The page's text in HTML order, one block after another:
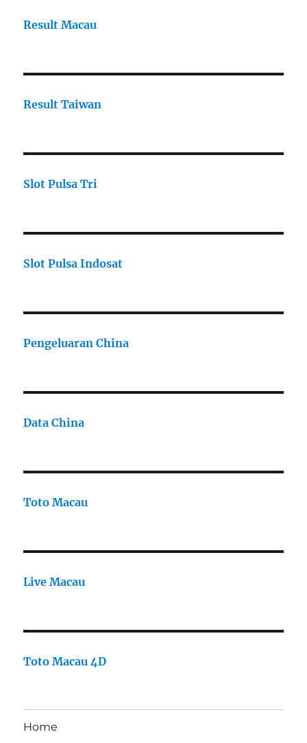
Result Macau
Result Taiwan
Slot Pulsa Tri
Slot Pulsa Indosat
Pengeluaran China
Data China
Toto Macau
Live Macau
Toto Macau 4D
Home